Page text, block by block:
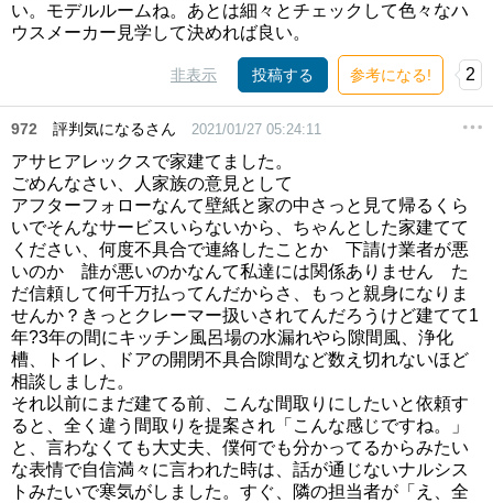
い。モデルルームね。あとは細々とチェックして色々なハ
ウスメーカー見学して決めれば良い。
非表示 投稿する 参考になる! 2
972 評判気になるさん 2021/01/27 05:24:11
アサヒアレックスで家建てました。
ごめんなさい、人家族の意見として
アフターフォローなんて壁紙と家の中さっと見て帰るくら
いでそんなサービスいらないから、ちゃんとした家建てて
ください、何度不具合で連絡したことか 下請け業者が悪
いのか 誰が悪いのかなんて私達には関係ありません た
だ信頼して何千万払ってんだからさ、もっと親身になりま
せんか？きっとクレーマー扱いされてんだろうけど建てて1
年?3年の間にキッチン風呂場の水漏れやら隙間風、浄化
槽、トイレ、ドアの開閉不具合隙間など数え切れないほど
相談しました。
それ以前にまだ建てる前、こんな間取りにしたいと依頼す
ると、全く違う間取りを提案され「こんな感じですね。」
と、言わなくても大丈夫、僕何でも分かってるからみたい
な表情で自信満々に言われた時は、話が通じないナルシス
トみたいで寒気がしました。すぐ、隣の担当者が「え、全